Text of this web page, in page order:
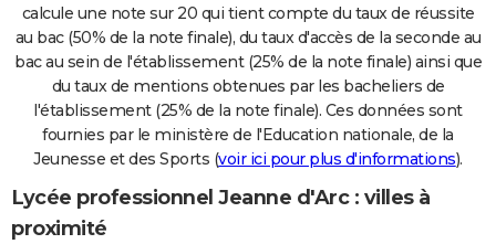
calcule une note sur 20 qui tient compte du taux de réussite
au bac (50% de la note finale), du taux d'accès de la seconde au
bac au sein de l'établissement (25% de la note finale) ainsi que
du taux de mentions obtenues par les bacheliers de
l'établissement (25% de la note finale). Ces données sont
fournies par le ministère de l'Education nationale, de la
Jeunesse et des Sports (voir ici pour plus d'informations).
Lycée professionnel Jeanne d'Arc : villes à
proximité